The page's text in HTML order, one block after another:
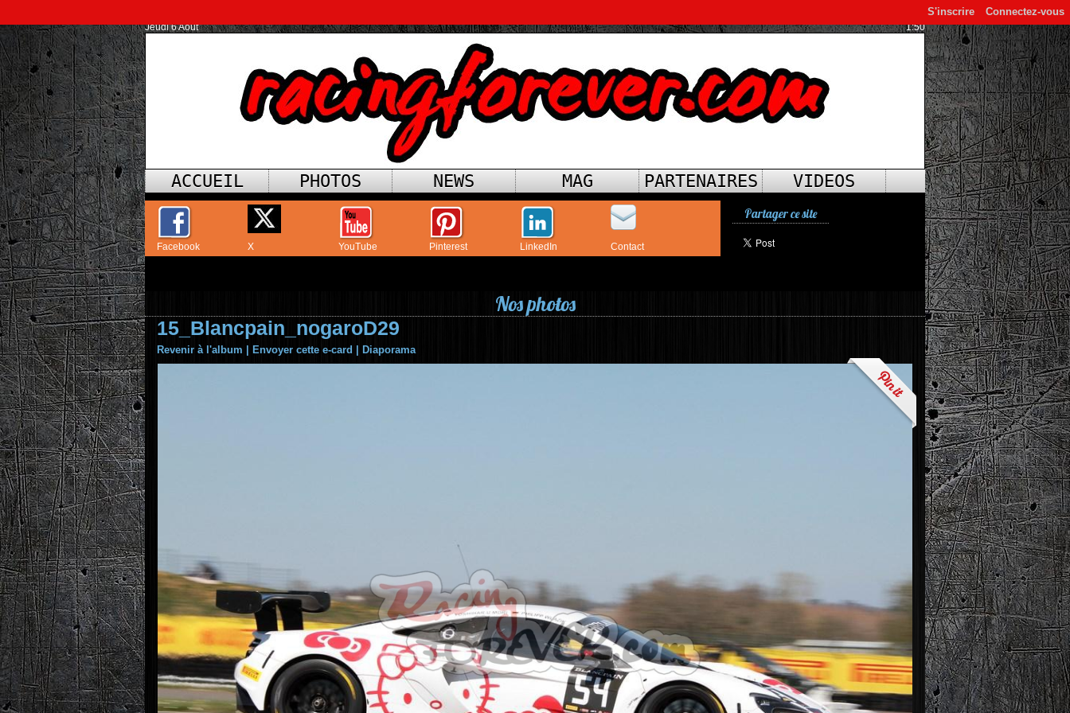
Connectez-vous
S'inscrire
Jeudi 6 Août 1:50
ACCUEIL PHOTOS NEWS MAG PARTENAIRES VIDEOS
Facebook X YouTube Pinterest LinkedIn Contact
Partager ce site
Nos photos
15_Blancpain_nogaroD29
Revenir à l'album Envoyer cette e-card Diaporama